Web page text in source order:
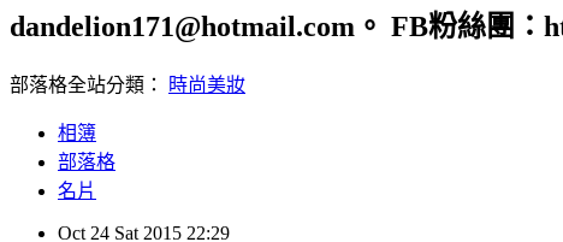
dandelion171@hotmail.com。 FB粉絲團：
部落格全站分類： 時尚美妝
相簿
部落格
名片
Oct 24 Sat 2015 22:29